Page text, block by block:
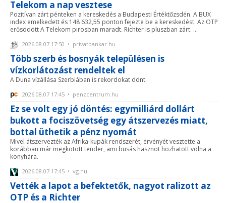
Telekom a nap vesztese
Pozitívan zárt pénteken a kereskedés a Budapesti Értéktőzsdén. A BUX
index emelkedett és 148 632,55 ponton fejezte be a kereskedést. Az OTP
erősödött A Telekom pirosban maradt. Richter is pluszban zárt. ...
2026.08.07 17:50 • privatbankar.hu
Több szerb és bosnyák településen is
vízkorlátozást rendeltek el
A Duna vízállása Szerbiában is rekordokat dönt.
2026.08.07 17:45 • penzcentrum.hu
Ez se volt egy jó döntés: egymilliárd dollárt
bukott a fociszövetség egy átszervezés miatt,
bottal üthetik a pénz nyomát
Mivel átszervezték az Afrika-kupák rendszerét, érvényét vesztette a
korábban már megkötött tender, ami busás hasznot hozhatott volna a
konyhára.
2026.08.07 17:45 • vg.hu
Vették a lapot a befektetők, nagyot ralizott az
OTP és a Richter